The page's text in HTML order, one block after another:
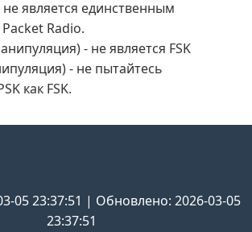
не является единственным
Radio.
- не является FSK
- не пытайтесь
как FSK.
05 23:37:51 | Обновлено: 2026-03-05
23:37:51